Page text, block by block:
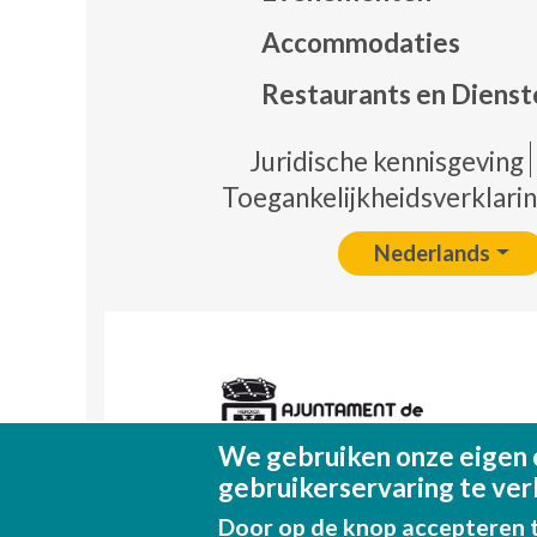
Accommodaties
Restaurants en
Pie
Juridische kennisgeving
Nederlands
We gebruiken onze eigen
gebruikerservaring te
Door op de knop